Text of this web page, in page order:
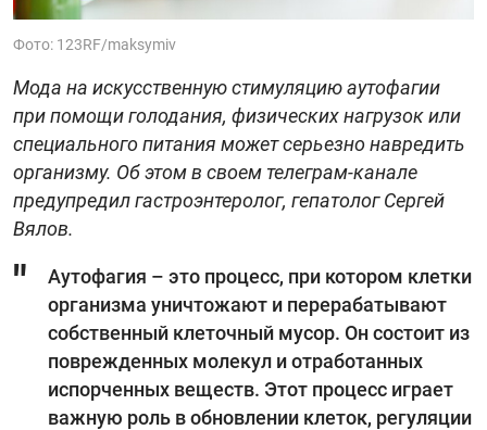
Фото: 123RF/maksymiv
Мода на искусственную стимуляцию аутофагии
при помощи голодания, физических нагрузок или
специального питания может серьезно навредить
организму. Об этом в своем телеграм-канале
предупредил гастроэнтеролог, гепатолог Сергей
Вялов.
Аутофагия – это процесс, при котором клетки
организма уничтожают и перерабатывают
собственный клеточный мусор‎. Он состоит из
поврежденных молекул и отработанных
испорченных веществ. Этот процесс играет
важную роль в обновлении клеток, регуляции